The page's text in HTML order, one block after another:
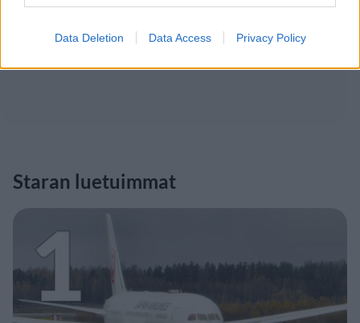
Data Deletion Data Access Privacy Policy
Staran luetuimmat
1